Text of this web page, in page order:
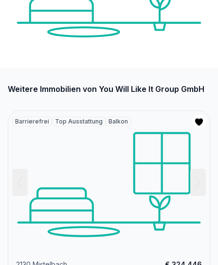
Weitere Immobilien von You Will Like It Group GmbH
Barrierefrei Top Ausstattung Balkon